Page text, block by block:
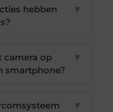
hebben
▼
camera op
smartphone?
▼
▼